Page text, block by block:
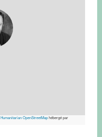
Humanitarian OpenStreetMaphébergé par